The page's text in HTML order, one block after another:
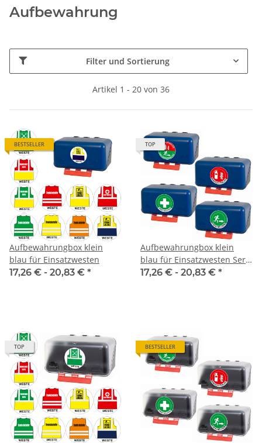
Aufbewahrung
Filter und Sortierung
Artikel 1 - 20 von 36
BESTSELLER
Aufbewahrungbox klein
blau für Einsatzwesten
17,26 € - 20,83 € *
TOP
Aufbewahrungbox klein
blau für Einsatzwesten Serie
Berlin
17,26 € - 20,83 € *
TOP BESTSELLER